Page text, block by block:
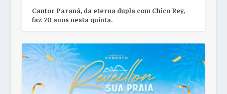
Cantor Paraná, da eterna dupla com Chico Rey,
faz 70 anos nesta quinta.